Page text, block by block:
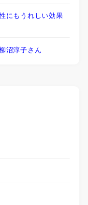
にもうれしい効果
沼淳子さん